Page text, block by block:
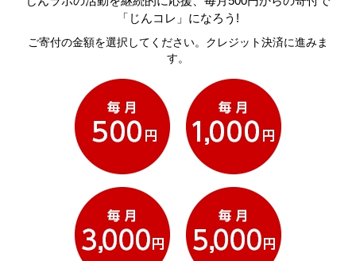
「じんコレ」になろう!
ご寄付の金額を選択してください。クレジット決済に進みま
す。